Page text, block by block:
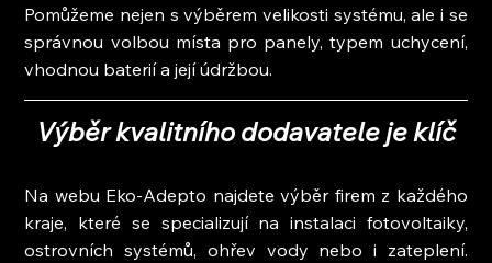
Pomůžeme nejen s výběrem velikosti systému, ale i se
správnou volbou místa pro panely, typem uchycení,
vhodnou baterií a její údržbou.
Výběr kvalitního dodavatele je klíč
Na webu Eko-Adepto najdete výběr firem z každého
kraje, které se specializují na instalaci fotovoltaiky,
ostrovních systémů, ohřev vody nebo i zateplení.